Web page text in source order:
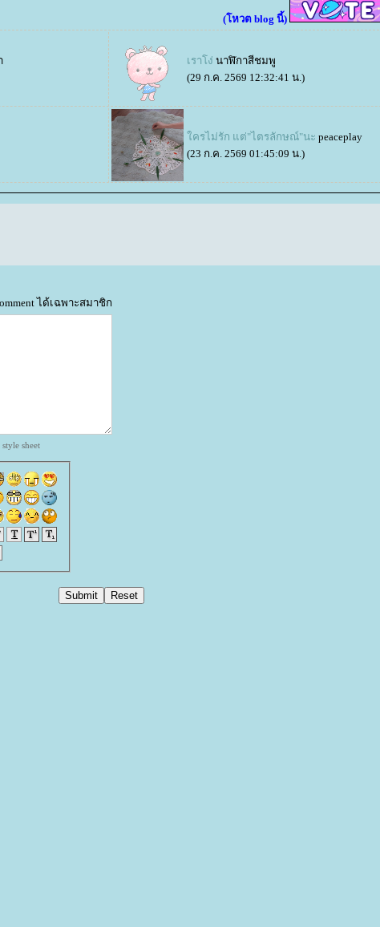
(โหวต blog นี้)
เราโง่ นาฬิกาสีชมพู
(29 ก.ค. 2569 12:32:41 น.)
ครไม่รัก แต่"ไตรลักษณ์"นะ peaceplay
(23 ก.ค. 2569 01:45:09 น.)
ได้เฉพาะสมาชิก
sheet